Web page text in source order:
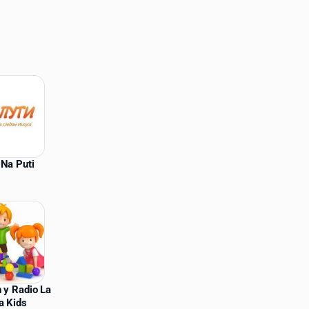
Puti
y Radio La
Kids